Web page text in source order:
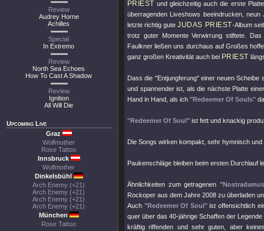
Review
Audrey Horne
Achilles
Special
In Extremo
Review
North Sea Echoes
How To Cast A Shadow
Review
Ignition
All Will Die
Upcoming Live
Graz
Wolfmother
Rose Tattoo
Innsbruck
Wolfmother
Dinkelsbühl
Arch Enemy (+21)
Arch Enemy (+21)
Arch Enemy (+21)
Arch Enemy (+21)
München
Rose Tattoo
PRIEST und gleichzeitig auch die erste
überragenden Liveshows beeindrucken,
letzte richtig guteJUDAS PRIEST-Album
trotz guter Momente Verwirrung stiftete.
Faulkner ließen uns durchaus auf Großes
ganz großen Kreativität auch bei PRIEST
Dass die "Entjungferung"einer neuen Scheibe
und spannender ist, als die nächste Platte
Hand in Hand, als ich "Redeemer Of Souls"
"Redeemer Of Soul" ist fett und knackig
Die Songs wirken kompakt, sehr hymnisch und
Paukenschläge bleiben beim ersten Durchlauf
Ähnlichkeiten zum getragenen
Rockoper aus dem Jahre 2008 zu überladen
Auch "Redeemer Of Soul"ist offensichtlich
quer über das 40-jährige Schaffen der
kräftig riffenden und sehr guten, aber